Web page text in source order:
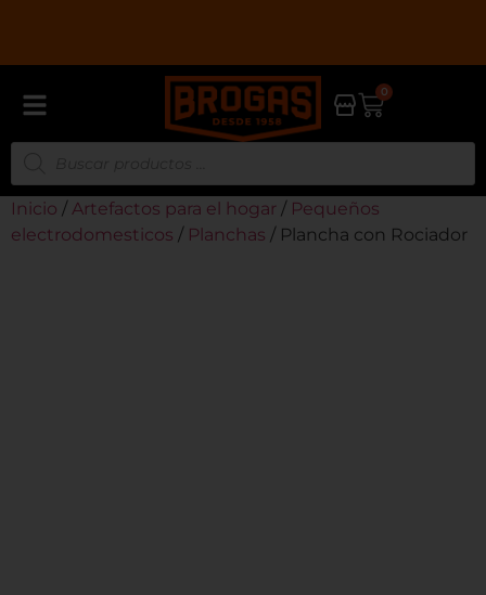
0
Inicio /Artefactos para el hogar / Pequeños
electrodomesticos / Planchas / Plancha con Rociador